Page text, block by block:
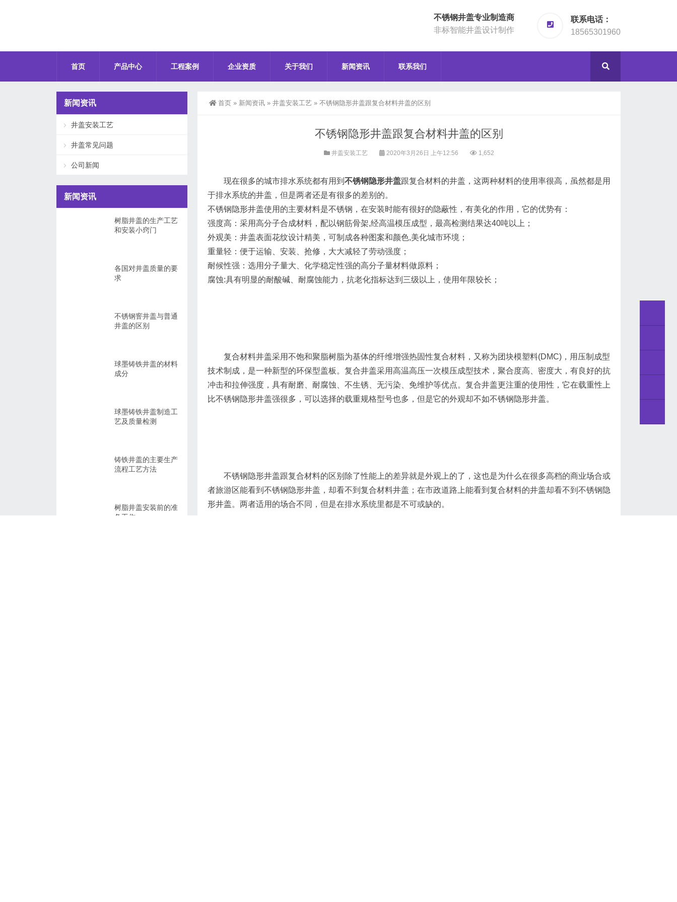
不锈钢井盖专业制造商
非标智能井盖设计制作
联系电话：
18565301960
首页 产品中心 工程案例 企业资质 关于我们 新闻资讯 联系我们
首页 » 新闻资讯 » 井盖安装工艺 » 不锈钢隐形井盖跟复合材料井盖的区别
不锈钢隐形井盖跟复合材料井盖的区别
井盖安装工艺 2020年3月26日 上午12:56 1,652
现在很多的城市排水系统都有用到 不锈钢隐形井盖跟复合材料的井盖，这两种材料的使用率很高，虽然都是用
于排水系统的井盖，但是两者还是有很多的差别的。
不锈钢隐形井盖使用的主要材料是不锈钢，在安装时能有很好的隐蔽性，有美化的作用，它的优势有：
强度高：采用高分子合成材料，配以钢筋骨架,经高温模压成型，最高检测结果达40吨以上；
外观美：井盖表面花纹设计精美，可制成各种图案和颜色,美化城市环境；
重量轻：便于运输、安装、抢修，大大减轻了劳动强度；
耐候性强：选用分子量大、化学稳定性强的高分子量材料做原料；
腐蚀:具有明显的耐酸碱、耐腐蚀能力，抗老化指标达到三级以上，使用年限较长；
复合材料井盖采用不饱和聚脂树脂为基体的纤维增强热固性复合材料，又称为团块模塑料(DMC)，用压制成型
技术制成，是一种新型的环保型盖板。复合井盖采用高温高压一次模压成型技术，聚合度高、密度大，有良好的抗
冲击和拉伸强度，具有耐磨、耐腐蚀、不生锈、无污染、免维护等优点。复合井盖更注重的使用性，它在载重性上
比不锈钢隐形井盖强很多，可以选择的载重规格型号也多，但是它的外观却不如不锈钢隐形井盖。
不锈钢隐形井盖跟复合材料的区别除了性能上的差异就是外观上的了，这也是为什么在很多高档的商业场合或
者旅游区能看到不锈钢隐形井盖，却看不到复合材料井盖；在市政道路上能看到复合材料的井盖却看不到不锈钢隐
形井盖。两者适用的场合不同，但是在排水系统里都是不可或缺的。
新闻资讯
井盖安装工艺
井盖常见问题
公司新闻
新闻资讯
树脂井盖的生产工艺
和安装小窍门
各国对井盖质量的要
求
不锈钢窨井盖与普通
井盖的区别
球墨铸铁井盖的材料
成分
球墨铸铁井盖制造工
艺及质量检测
铸铁井盖的主要生产
流程工艺方法
树脂井盖安装前的准
备工作